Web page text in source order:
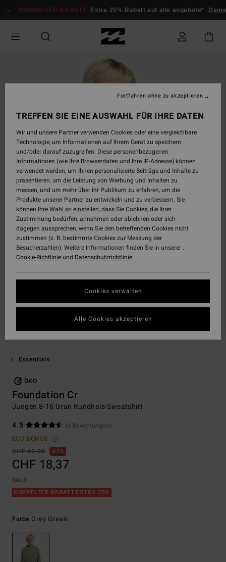
zur
springen
DOPPELTER RABATT Extra 25% Rabatt auf alle angebote* Damen
Essentials
ÖKO
Foundation Cr
Jungen 8-16 Grün Rundhals-Sweatshirt
4.5
(4 Bewertungen)
ECO-BONUS
CHF 49,00
63%
CHF 18,37
SALE
DOPPELTER RABATT EXTRA 25%
Farbe Grey Green
TREFFEN SIE EINE AUSWAHL FÜR IHRE DATEN
Wir und unsere Partner verwenden Cookies oder eine vergleichbare
Technologie, um Informationen auf Ihrem Gerät zu speichern
und/oder darauf zuzugreifen. Diese personenbezogenen
Informationen (wie Ihre Browserdaten und Ihre IP-Adresse) können
verwendet werden, um Ihnen personalisierte Beiträge und Inhalte zu
präsentieren, um die Leistung von Werbung und Inhalten zu
messen, und um mehr über ihr Publikum zu erfahren, um die
Produkte unserer Partner zu entwickeln und zu verbessern. Sie
können Ihre Wahl so einstellen, dass Sie Cookies, die Ihrer
Zustimmung bedürfen, annehmen oder ablehnen oder sich
dagegen aussprechen, wenn Sie den betreffenden Cookies nicht
zustimmen (z. B. bestimmte Cookies zur Messung der
Besucherzahlen). Weitere Informationen finden Sie in unserer :
Cookie-Richtlinieund Datenschutzrichtlinie
Cookies verwalten
Fortfahren ohne zu akzeptieren
Alle Cookies akzeptieren